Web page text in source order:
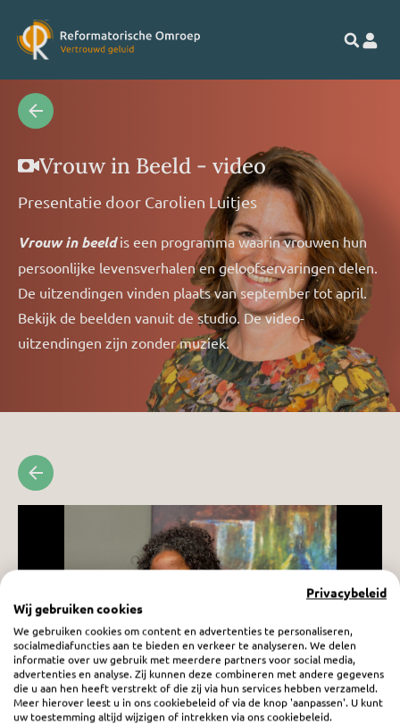
Vrouw in Beeld - video
Presentatie door Carolien Luitjes
Vrouw in beeldis een programma waarin vrouwen hun
persoonlijke levensverhalen en geloofservaringen delen.
De uitzendingen vinden plaats van september tot april.
Bekijk de beelden vanuit de studio. De video-
uitzendingen zijn zonder muziek.
Privacybeleid
Wij gebruiken cookies
We gebruiken cookies om content en advertenties te personaliseren,
socialmediafuncties aan te bieden en verkeer te analyseren. We delen
informatie over uw gebruik met meerdere partners voor social media,
advertenties en analyse. Zij kunnen deze combineren met andere gegevens
die u aan hen heeft verstrekt of die zij via hun services hebben verzameld.
Meer hierover leest u in ons cookiebeleid of via de knop 'aanpassen'. U kunt
uw toestemming altijd wijzigen of intrekken via ons cookiebeleid.